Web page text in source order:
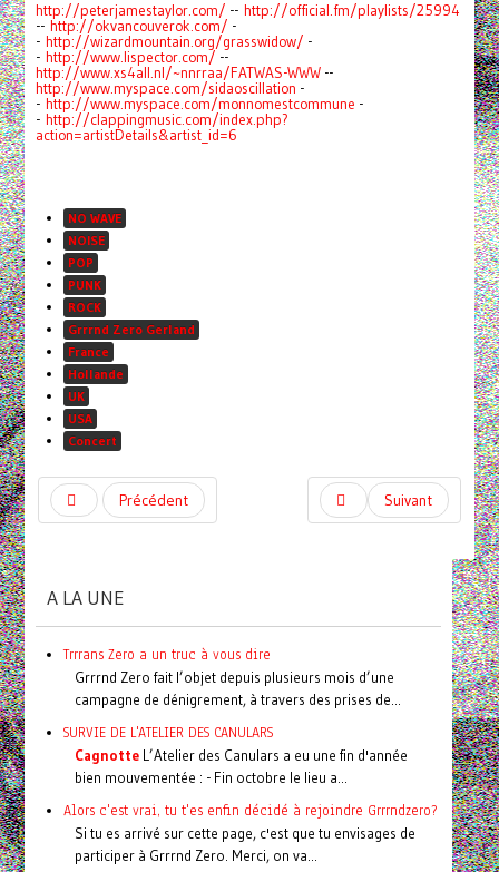
http://peterjamestaylor.com/ -- http://official.fm/playlists/25994
-- http://okvancouverok.com/ -
- http://wizardmountain.org/grasswidow/ -
- http://www.lispector.com/ --
http://www.xs4all.nl/~nnrraa/FATWAS-WWW--
http://www.myspace.com/sidaoscillation -
- http://www.myspace.com/monnomestcommune -
- http://clappingmusic.com/index.php?
action=artistDetails&artist_id=6
NO WAVE
NOISE
POP
PUNK
ROCK
Grrrnd Zero Gerland
France
Hollande
UK
USA
Concert
Précédent Suivant
A LA UNE
Trrrans Zero a un truc à vous dire
Grrrnd Zero fait l’objet depuis plusieurs mois d’une
campagne de dénigrement, à travers des prises de...
SURVIE DE L'ATELIER DES CANULARS
CagnotteL’Atelier des Canulars a eu une fin d'année
bien mouvementée : - Fin octobre le lieu a...
Alors c'est vrai, tu t'es enfin décidé à rejoindre Grrrndzero?
Si tu es arrivé sur cette page, c'est que tu envisages de
participer à Grrrnd Zero. Merci, on va...